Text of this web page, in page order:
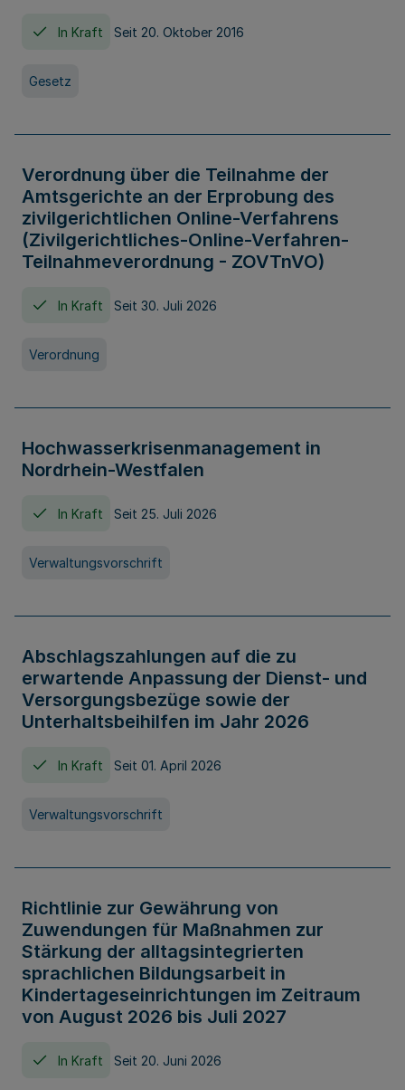
In Kraft Seit 20. Oktober 2016
Gesetz
Verordnung über die Teilnahme der
Amtsgerichte an der Erprobung des
zivilgerichtlichen Online-Verfahrens
(Zivilgerichtliches-Online-Verfahren-
Teilnahmeverordnung - ZOVTnVO)
In Kraft Seit 30. Juli 2026
Verordnung
Hochwasserkrisenmanagement in
Nordrhein-Westfalen
In Kraft Seit 25. Juli 2026
Verwaltungsvorschrift
Abschlagszahlungen auf die zu
erwartende Anpassung der Dienst- und
Versorgungsbezüge sowie der
Unterhaltsbeihilfen im Jahr 2026
In Kraft Seit 01. April 2026
Verwaltungsvorschrift
Richtlinie zur Gewährung von
Zuwendungen für Maßnahmen zur
Stärkung der alltagsintegrierten
sprachlichen Bildungsarbeit in
Kindertageseinrichtungen im Zeitraum
von August 2026 bis Juli 2027
In Kraft Seit 20. Juni 2026